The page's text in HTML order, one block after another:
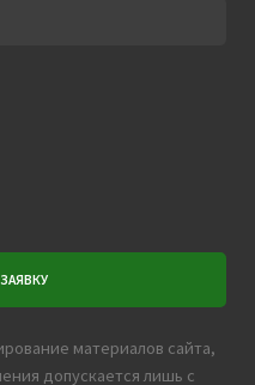
материалов сайта,
допускается лишь с